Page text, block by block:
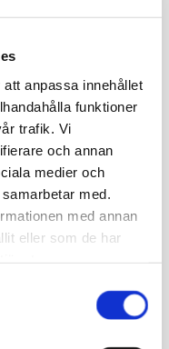
anpassa innehållet
funktioner
trafik. Vi
och annan
medier och
med.
med annan
eller som de har
ledningsnätet samt
entreprenadtid:
trafikarrangemang,